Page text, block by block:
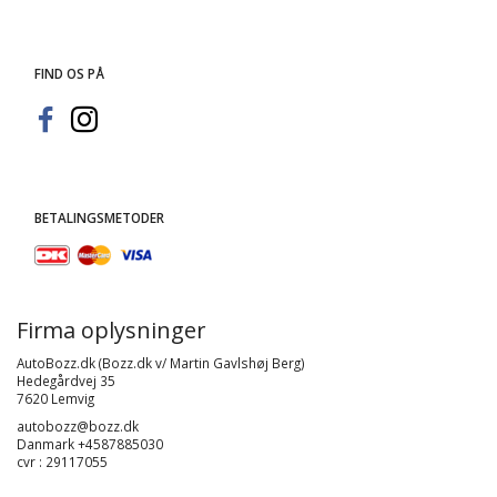
FIND OS PÅ
BETALINGSMETODER
Firma oplysninger
AutoBozz.dk (Bozz.dk v/ Martin Gavlshøj Berg)
Hedegårdvej 35
7620 Lemvig
autobozz@bozz.dk
Danmark +4587885030
cvr : 29117055